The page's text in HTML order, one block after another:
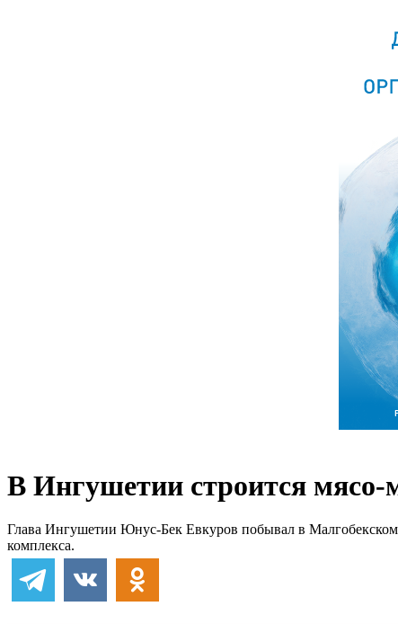
В Ингушетии строится
Глава Ингушетии Юнус-Бек Евкуров побывал в
комплекса.